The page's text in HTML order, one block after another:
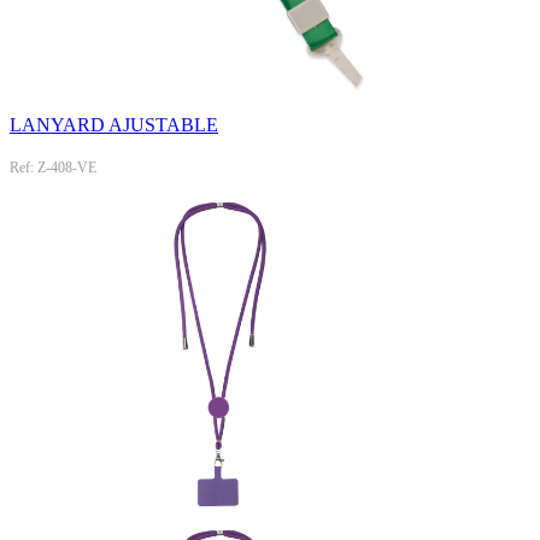
LANYARD AJUSTABLE
Ref: Z-408-VE